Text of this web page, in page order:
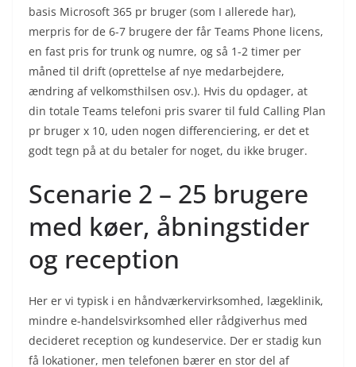
basis Microsoft 365 pr bruger (som I allerede har),
merpris for de 6-7 brugere der får Teams Phone licens,
en fast pris for trunk og numre, og så 1-2 timer per
måned til drift (oprettelse af nye medarbejdere,
ændring af velkomsthilsen osv.). Hvis du opdager, at
din totale Teams telefoni pris svarer til fuld Calling Plan
pr bruger x 10, uden nogen differenciering, er det et
godt tegn på at du betaler for noget, du ikke bruger.
Scenarie 2 – 25 brugere
med køer, åbningstider
og reception
Her er vi typisk i en håndværkervirksomhed, lægeklinik,
mindre e-handelsvirksomhed eller rådgiverhus med
decideret reception og kundeservice. Der er stadig kun
få lokationer, men telefonen bærer en stor del af